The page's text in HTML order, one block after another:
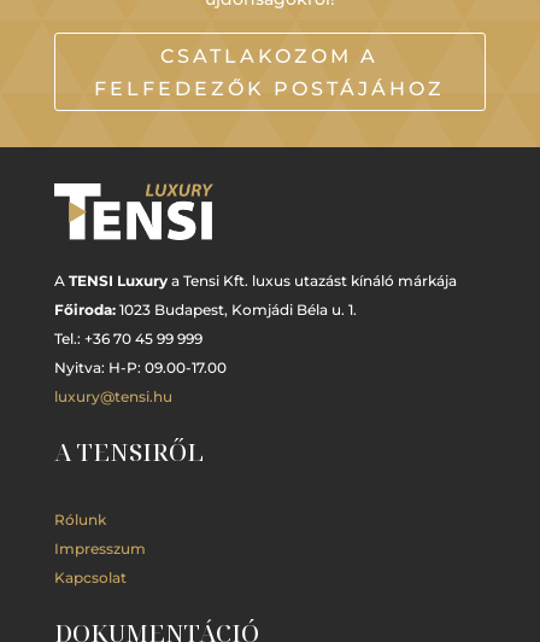
CSATLAKOZOM A
FELFEDEZŐK POSTÁJÁHOZ
A TENSI Luxurya Tensi Kft. luxus utazást kínáló márkája
Főiroda: 1023 Budapest, Komjádi Béla u. 1.
Tel.: +36 70 45 99 999
Nyitva: H-P: 09.00-17.00
luxury@tensi.hu
A TENSIRŐL
Rólunk
Impresszum
Kapcsolat
DOKUMENTÁCIÓ